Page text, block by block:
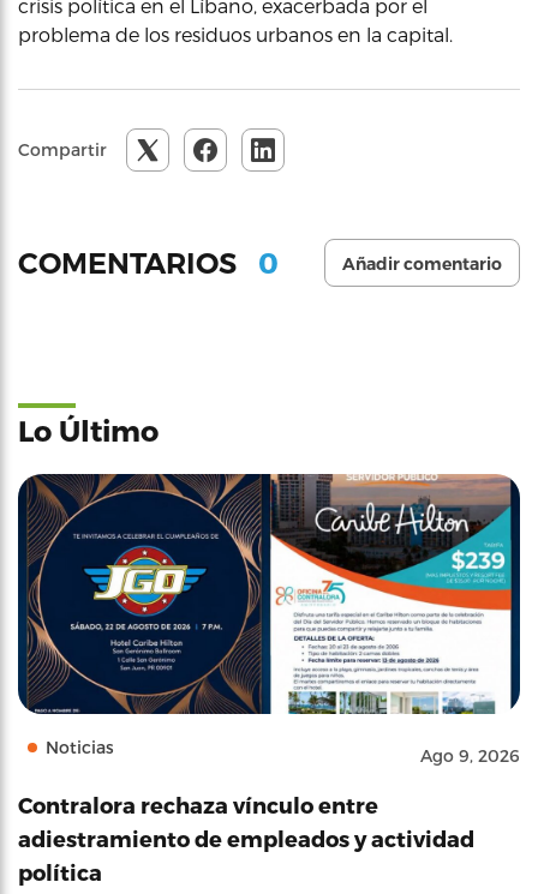
crisis política en el Líbano, exacerbada por el
problema de los residuos urbanos en la capital.
Compartir
COMENTARIOS 0 Añadir comentario
Lo Último
Noticias Ago 9, 2026
Contralora rechaza vínculo entre
adiestramiento de empleados y actividad
política